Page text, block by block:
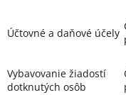
Účtovné a daňové účely
Vybavovanie žiadostí
dotknutých osôb